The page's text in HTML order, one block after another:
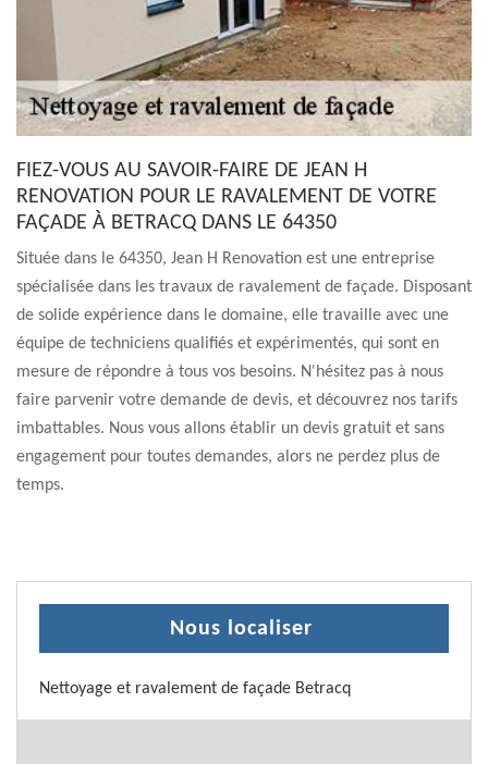
FIEZ-VOUS AU SAVOIR-FAIRE DE JEAN H
RENOVATION POUR LE RAVALEMENT DE VOTRE
FAÇADE À BETRACQ DANS LE 64350
Située dans le 64350, Jean H Renovation est une entreprise
spécialisée dans les travaux de ravalement de façade. Disposant
de solide expérience dans le domaine, elle travaille avec une
équipe de techniciens qualifiés et expérimentés, qui sont en
mesure de répondre à tous vos besoins. N'hésitez pas à nous
faire parvenir votre demande de devis, et découvrez nos tarifs
imbattables. Nous vous allons établir un devis gratuit et sans
engagement pour toutes demandes, alors ne perdez plus de
temps.
Nous localiser
Nettoyage et ravalement de façade Betracq